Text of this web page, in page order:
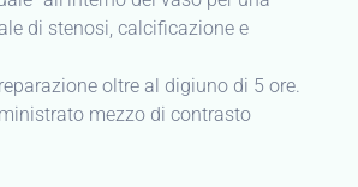
di stenosi, calcificazione e
oltre al digiuno di 5 ore.
mezzo di contrasto